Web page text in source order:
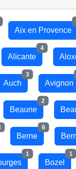
Aix en Provence
Alicante
4
Auch
3
Avignon
Beaune
2
Berne
6
1
Bozel
1